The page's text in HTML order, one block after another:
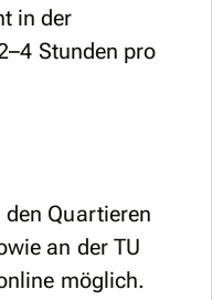
in der
Stunden pro
Quartieren
an der TU
möglich.